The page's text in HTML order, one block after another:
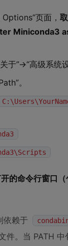
页面，
Miniconda3
于”→“高级系统
。
的命令行窗口
依赖于
件。当 PATH